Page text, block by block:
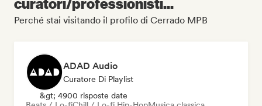
Perché stai visitando il profilo di Cerrado MPB
ADAD Audio
Curatore Di Playlist
&gt; 4900 risposte date